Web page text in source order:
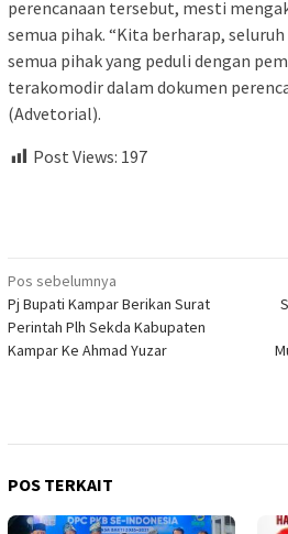
perencanaan tersebut, mesti
semua pihak. “Kita berharap,
semua pihak yang peduli dengan
terakomodir dalam dokumen
(Advetorial).
Post Views: 197
Navigasi
pos
Pos sebelumnya
Pj Bupati Kampar Berikan Surat
Perintah Plh Sekda Kabupaten
Kampar Ke Ahmad Yuzar
POS TERKAIT